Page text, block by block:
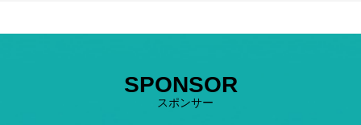
SPONSOR
スポンサー